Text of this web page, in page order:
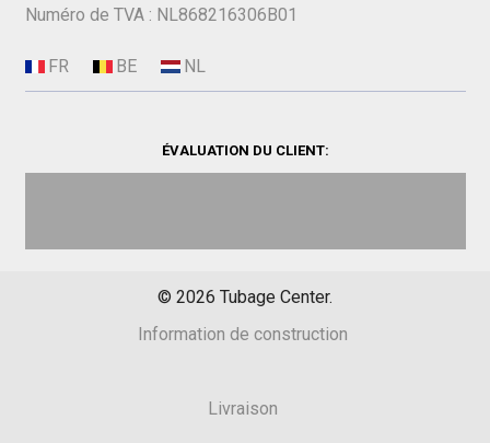
Numéro de TVA : NL868216306B01
ÉVALUATION DU CLIENT:
© 2026 Tubage Center.
Information de construction
Livraison